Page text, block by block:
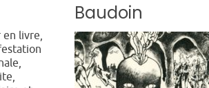
en livre,
Baudoin